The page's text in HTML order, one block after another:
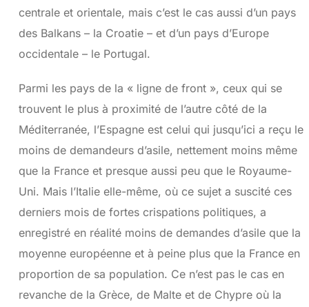
centrale et orientale, mais c’est le cas aussi d’un pays
des Balkans – la Croatie – et d’un pays d’Europe
occidentale – le Portugal.
Parmi les pays de la « ligne de front », ceux qui se
trouvent le plus à proximité de l’autre côté de la
Méditerranée, l’Espagne est celui qui jusqu’ici a reçu le
moins de demandeurs d’asile, nettement moins même
que la France et presque aussi peu que le Royaume-
Uni. Mais l’Italie elle-même, où ce sujet a suscité ces
derniers mois de fortes crispations politiques, a
enregistré en réalité moins de demandes d’asile que la
moyenne européenne et à peine plus que la France en
proportion de sa population. Ce n’est pas le cas en
revanche de la Grèce, de Malte et de Chypre où la